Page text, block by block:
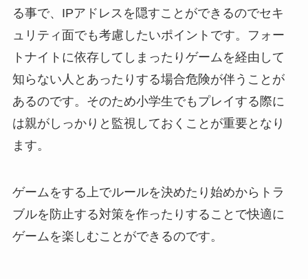
る事で、IPアドレスを隠すことができるのでセキ
ュリティ面でも考慮したいポイントです。フォー
トナイトに依存してしまったりゲームを経由して
知らない人とあったりする場合危険が伴うことが
あるのです。そのため小学生でもプレイする際に
は親がしっかりと監視しておくことが重要となり
ます。
ゲームをする上でルールを決めたり始めからトラ
ブルを防止する対策を作ったりすることで快適に
ゲームを楽しむことができるのです。